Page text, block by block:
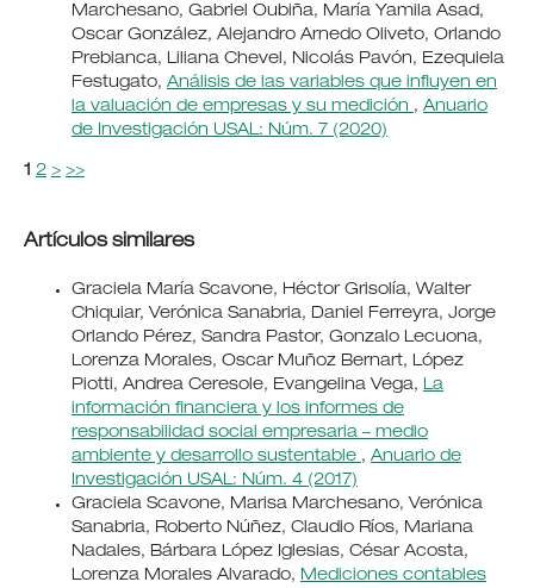
Marchesano, Gabriel Oubiña, María Yamila Asad,
Oscar González, Alejandro Arnedo Oliveto, Orlando
Prebianca, Liliana Chevel, Nicolás Pavón, Ezequiela
Festugato, Análisis de las variables que influyen en
la valuación de empresas y su medición , Anuario
de Investigación USAL: Núm. 7 (2020)
1 2 > >>
Artículos similares
Graciela María Scavone, Héctor Grisolía, Walter
Chiquiar, Verónica Sanabria, Daniel Ferreyra, Jorge
Orlando Pérez, Sandra Pastor, Gonzalo Lecuona,
Lorenza Morales, Oscar Muñoz Bernart, López
Piotti, Andrea Ceresole, Evangelina Vega, La
información financiera y los informes de
responsabilidad social empresaria – medio
ambiente y desarrollo sustentable , Anuario de
Investigación USAL: Núm. 4 (2017)
Graciela Scavone, Marisa Marchesano, Verónica
Sanabria, Roberto Núñez, Claudio Ríos, Mariana
Nadales, Bárbara López Iglesias, César Acosta,
Lorenza Morales Alvarado, Mediciones contables